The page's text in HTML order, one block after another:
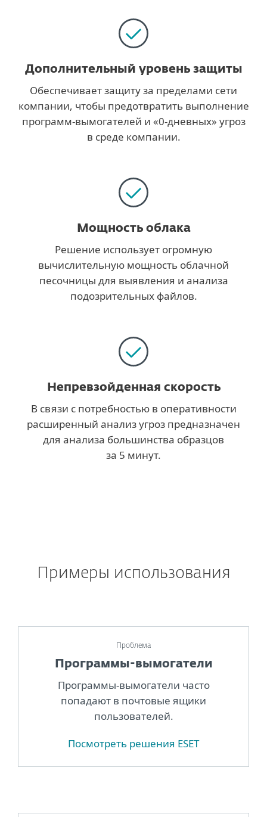
Дополнительный уровень защиты
Обеспечивает защиту за пределами сети
компании, чтобы предотвратить выполнение
программ-вымогателей и «0-дневных» угроз
в среде компании.
Мощность облака
Решение использует огромную
вычислительную мощность облачной
песочницы для выявления и анализа
подозрительных файлов.
Непревзойденная скорость
В связи с потребностью в оперативности
расширенный анализ угроз предназначен
для анализа большинства образцов
за 5 минут.
Примеры использования
Проблема
Программы-вымогатели
Программы-вымогатели часто
попадают в почтовые ящики
пользователей.
Посмотреть решения ESET